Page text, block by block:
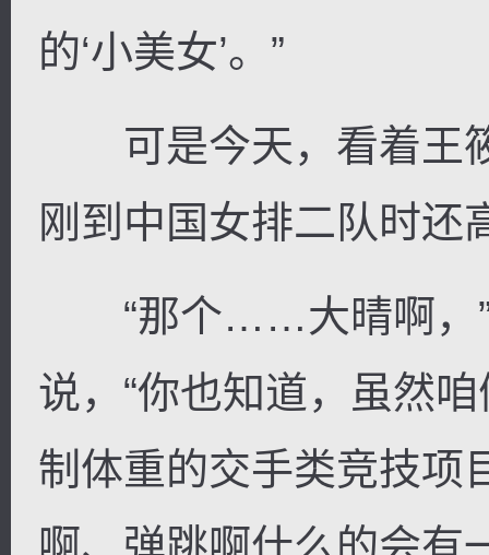
的‘小美女’。”
可是今天，看着王
刚到中国女排二队时还
“那个……大晴啊，”
说，“你也知道，虽然
制体重的交手类竞技项